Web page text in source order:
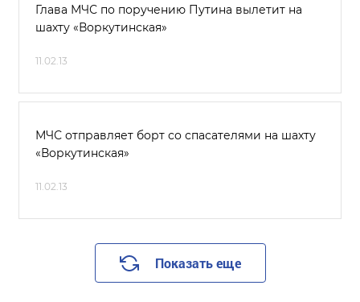
Глава МЧС по поручению Путина вылетит на
шахту «Воркутинская»
11.02.13
МЧС отправляет борт со спасателями на шахту
«Воркутинская»
11.02.13
Показать еще